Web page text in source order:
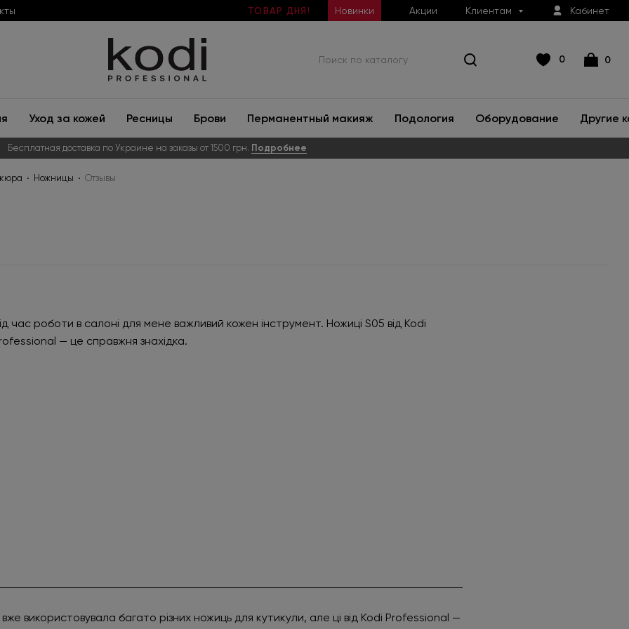
ТОВАР ДНЯ! Новинки Акции Клиентам Кабинет
0 0
Уход за кожей Ресницы Брови Перманентный макияж Подология Оборудование Другие
Бесплатная доставка по Украине на заказы от 1500 грн. Подробнее
Ножницы Отзывы
час роботи в салоні для мене важливий кожен інструмент. Ножиці S05 від Kodi
— це справжня знахідка.
використовувала багато різних ножиць для кутикули, але ці від Kodi Professional —